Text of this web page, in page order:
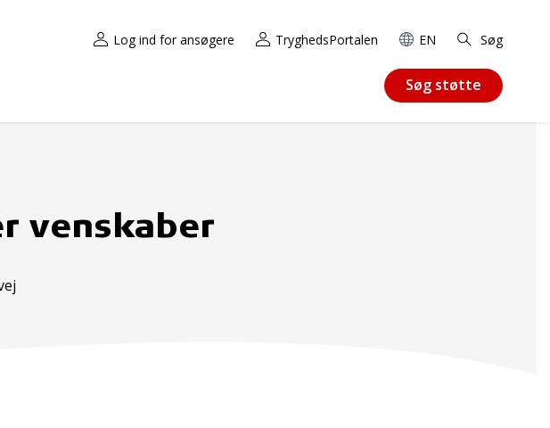
Log ind for ansøgere TryghedsPortalen EN Søg
Søg støtte
venskaber